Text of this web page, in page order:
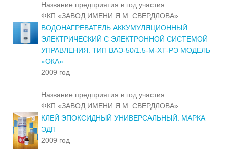
Название предприятия в год участия:
ФКП «ЗАВОД ИМЕНИ Я.М. СВЕРДЛОВА»
ВОДОНАГРЕВАТЕЛЬ АККУМУЛЯЦИОННЫЙ
ЭЛЕКТРИЧЕСКИЙ С ЭЛЕКТРОННОЙ СИСТЕМОЙ
УПРАВЛЕНИЯ. ТИП ВАЭ-50/1.5-M-ХТ-РЭ МОДЕЛЬ
«ОКА»
2009 год
Название предприятия в год участия:
ФКП «ЗАВОД ИМЕНИ Я.М. СВЕРДЛОВА»
КЛЕЙ ЭПОКСИДНЫЙ УНИВЕРСАЛЬНЫЙ. МАРКА
ЭДП
2009 год